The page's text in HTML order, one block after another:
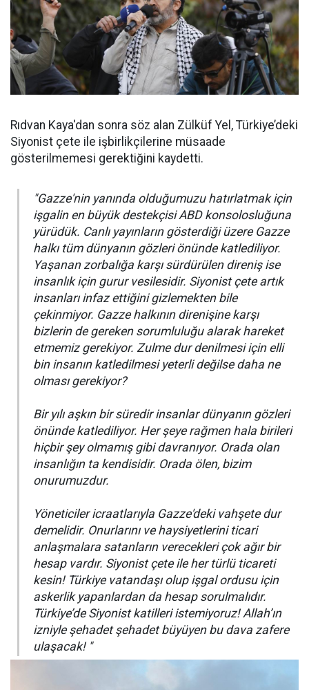
Rıdvan Kaya'dan sonra söz alan Zülküf Yel, Türkiye’deki
Siyonist çete ile işbirlikçilerine müsaade
gösterilmemesi gerektiğini kaydetti.
"Gazze'nin yanında olduğumuzu hatırlatmak için
işgalin en büyük destekçisi ABD konsolosluğuna
yürüdük. Canlı yayınların gösterdiği üzere Gazze
halkı tüm dünyanın gözleri önünde katlediliyor.
Yaşanan zorbalığa karşı sürdürülen direniş ise
insanlık için gurur vesilesidir. Siyonist çete artık
insanları infaz ettiğini gizlemekten bile
çekinmiyor. Gazze halkının direnişine karşı
bizlerin de gereken sorumluluğu alarak hareket
etmemiz gerekiyor. Zulme dur denilmesi için elli
bin insanın katledilmesi yeterli değilse daha ne
olması gerekiyor?
Bir yılı aşkın bir süredir insanlar dünyanın gözleri
önünde katlediliyor. Her şeye rağmen hala birileri
hiçbir şey olmamış gibi davranıyor. Orada olan
insanlığın ta kendisidir. Orada ölen, bizim
onurumuzdur.
Yöneticiler icraatlarıyla Gazze'deki vahşete dur
demelidir. Onurlarını ve haysiyetlerini ticari
anlaşmalara satanların verecekleri çok ağır bir
hesap vardır. Siyonist çete ile her türlü ticareti
kesin! Türkiye vatandaşı olup işgal ordusu için
askerlik yapanlardan da hesap sorulmalıdır.
Türkiye’de Siyonist katilleri istemiyoruz! Allah’ın
izniyle şehadet şehadet büyüyen bu dava zafere
ulaşacak! "